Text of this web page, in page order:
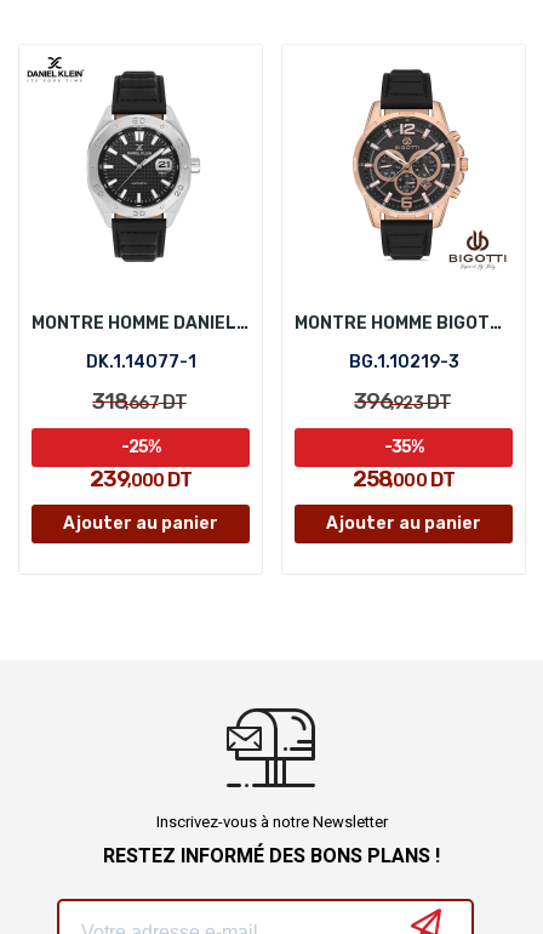
MONTRE HOMME DANIEL KLEIN DK.1.14077-1
DK.1.14077-1
318,667DT
239,000 DT
-25%
Ajouter au panier
MONTRE HOMME BIGOTTI BG.1.10219-3
BG.1.10219-3
396,923DT
258,000DT
-35%
Ajouter au panier
Inscrivez-vous à notre Newsletter
RESTEZ INFORMÉ DES BONS PLANS !